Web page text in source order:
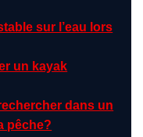
sur l’eau lors
un kayak
dans un
pêche?